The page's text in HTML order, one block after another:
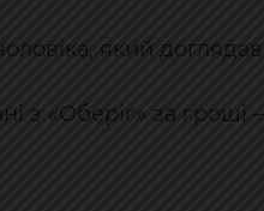
який
з «Оберіг» за гроші